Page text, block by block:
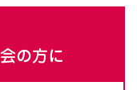
の方に